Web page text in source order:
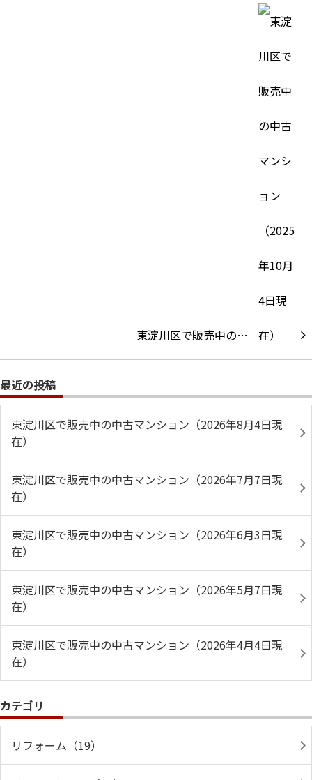
東淀川区で販売中の…
最近の投稿
東淀川区で販売中の中古マンション（2026年8月4日現
在）
東淀川区で販売中の中古マンション（2026年7月7日現
在）
東淀川区で販売中の中古マンション（2026年6月3日現
在）
東淀川区で販売中の中古マンション（2026年5月7日現
在）
東淀川区で販売中の中古マンション（2026年4月4日現
在）
カテゴリ
リフォーム（19）